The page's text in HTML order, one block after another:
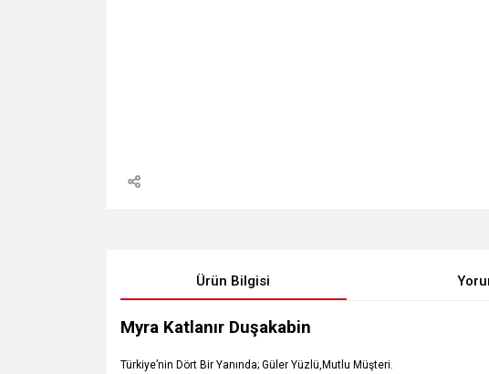
Ürün Bilgisi
Myra Katlanır Duşakabin
Türkiye’nin Dört Bir Yanında; Güler Yüzlü,Mutlu Müşteri.